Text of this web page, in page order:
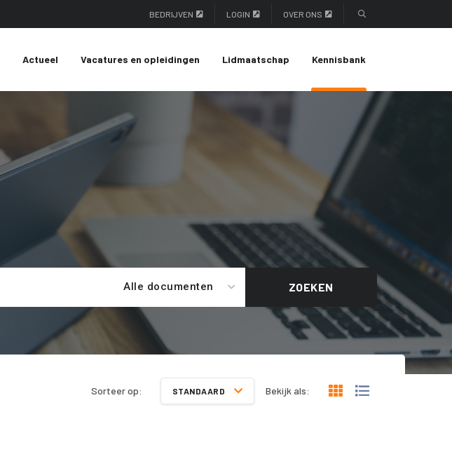
BEDRIJVEN LOGIN OVER ONS
Actueel Vacatures en opleidingen Lidmaatschap Kennisbank
Alle documenten ZOEKEN
Sorteer op: STANDAARD Bekijk als: